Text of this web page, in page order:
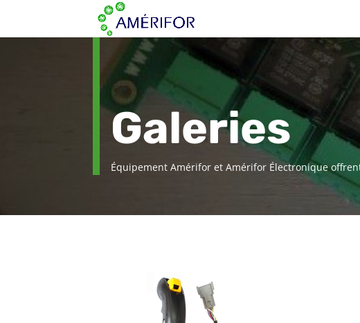
Galeries
Équipement Amérifor et Amérifor Électronique